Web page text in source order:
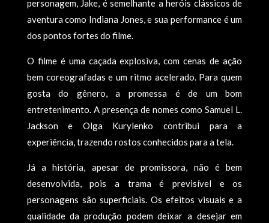
personagem, Jake, é semelhante a heróis clássicos de
aventura como Indiana Jones, e sua performance é um
dos pontos fortes do filme.
O filme é uma caçada explosiva, com cenas de ação
bem coreografadas e um ritmo acelerado. Para quem
gosta do gênero, a promessa é de um bom
entretenimento. A presença de nomes como Samuel L.
Jackson e Olga Kurylenko contribui para a
experiência, trazendo rostos conhecidos para a tela.
Já a história, apesar de promissora, não é bem
desenvolvida, pois a trama é previsível e os
personagens são superficiais. Os efeitos visuais e a
qualidade da produção podem deixar a desejar em